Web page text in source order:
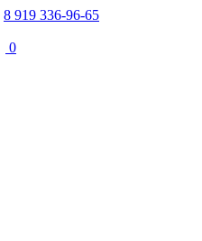
8 919 336-96-65
0